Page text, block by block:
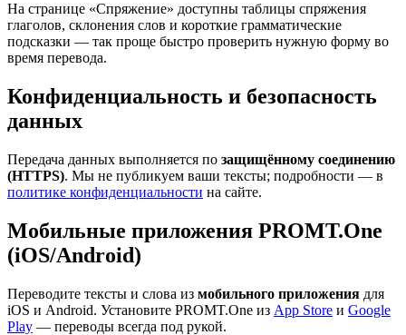
На странице «Спряжение» доступны таблицы спряжения
глаголов, склонения слов и короткие грамматические
подсказки — так проще быстро проверить нужную форму во
время перевода.
Конфиденциальность и безопасность
данных
Передача данных выполняется по защищённому соединению
(HTTPS). Мы не публикуем ваши тексты; подробности — в
политике конфиденциальности на сайте.
Мобильные приложения PROMT.One
(iOS/Android)
Переводите тексты и слова из мобильного приложения для
iOS и Android. Установите PROMT.One из App Store и Google
Play — переводы всегда под рукой.